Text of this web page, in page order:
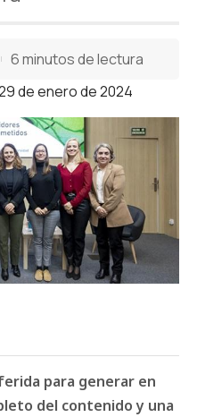
de enero de 2024
6 minutos de lectura
para generar en
del contenido y una